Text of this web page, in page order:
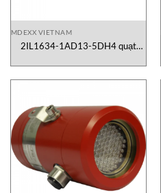
MDEXX VIETNAM
2IL1634-1AD13-5DH4 quạt